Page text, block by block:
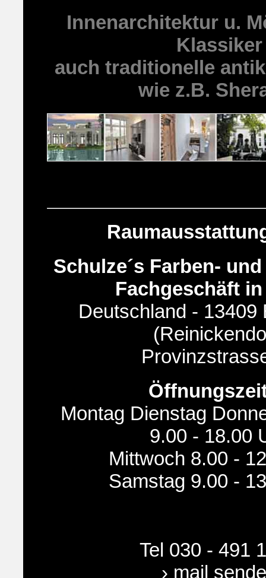
Innenarchitektur u.
Klassiker
auch traditionelle
wie z.B.
Schulze´s Farben-
Fachgeschäft
Deutschland - 13409
Montag Dienstag
9.00 - 18.00
Mittwoch 8.00 -
Samstag 9.00 -
Tel 030 - 491
› mail